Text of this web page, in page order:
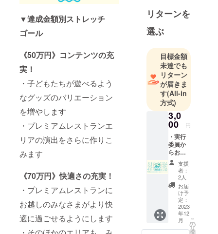
▼達成金額別ストレッチ
ゴール
《50万円》コンテンツの充
実！
・子どもたちが遊べるよう
なグッズのバリエーション
を増やします
・プレミアムレストランエ
リアの演出をさらに作りこ
みます
《70万円》快適さの充実！
・プレミアムレストランに
お越しのみなさまがより快
適に過ごせるようにします
バーの想い
に共感し、
少しずつメ
まり、現在
では20名ほ
どの団体に
なりまし
た。メン
バー全員が
20〜40代の
若い団体で
現在は対馬
を離れてし
まったメン
バーもいま
すが、住む
場所によら
ず、対馬を
より魅力的
リターンを
選ぶ
目標金額
未達でも
リターン
が届きま
す(All-in
方式)
3,0
00 円
・実行
委員か
らお礼
メッ
セージ
・公式
サイト
にユー
ザー名
を掲載
（※1）
※1 ユー
ザー名
支援
者：
2人
お届
け予
定：
2023
年12
月
こ
の
リ
タ